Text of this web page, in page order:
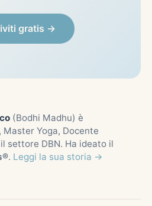
gratis →
(Bodhi Madhu) è
Yoga, Docente
settore DBN. Ha ideato il
. Leggi la sua storia →